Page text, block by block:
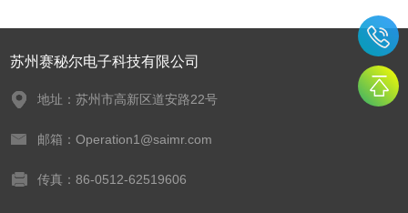
苏州赛秘尔电子科技有限公司
地址：苏州市高新区道安路22号
邮箱：Operation1@saimr.com
传真：86-0512-62519606